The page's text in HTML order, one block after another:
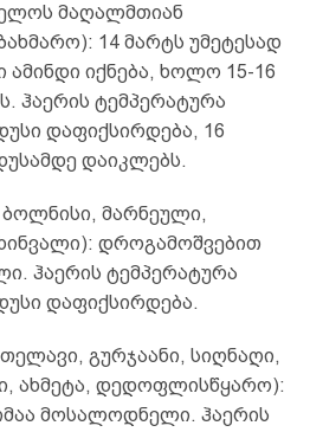
მაღალმთიან
14 მარტს უმეტესად
ამინდი იქნება, ხოლო 15-16
ჰაერის ტემპერატურა
დაფიქსირდება, 16
დაიკლებს.
მარნეული,
დროგამოშვებით
ჰაერის ტემპერატურა
დაფიქსირდება.
გურჯაანი, სიღნაღი,
ახმეტა, დედოფლისწყარო):
მოსალოდნელი. ჰაერის